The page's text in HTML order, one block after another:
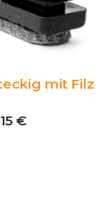
mit Filz
€